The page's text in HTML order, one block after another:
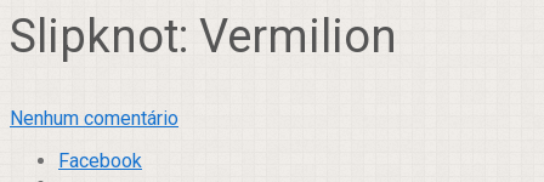
Slipknot: Vermilion
Nenhum comentário
Facebook